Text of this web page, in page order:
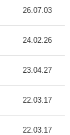
26.07.03
24.02.26
23.04.27
22.03.17
22.03.17